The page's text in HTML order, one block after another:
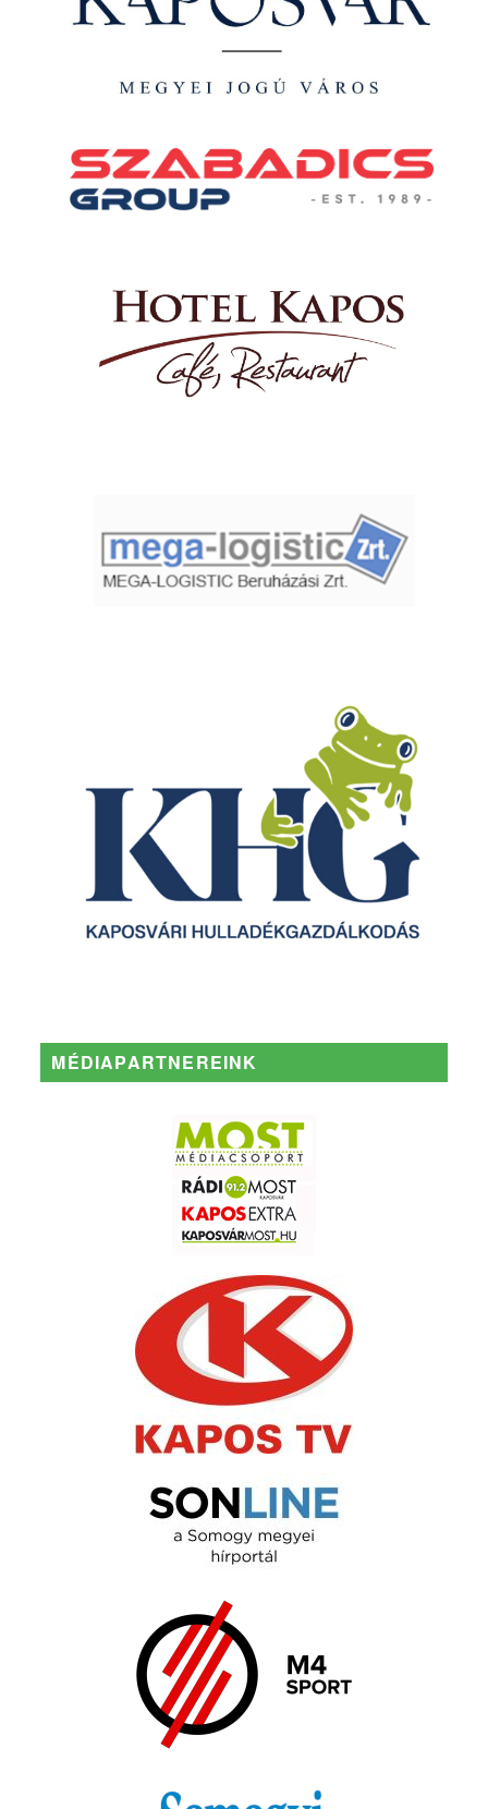
MÉDIAPARTNEREINK